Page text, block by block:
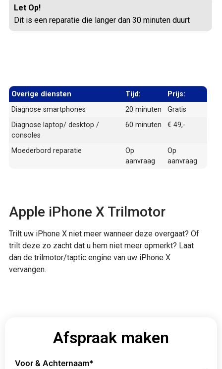
Let Op!
Dit is een reparatie die langer dan 30 minuten duurt
Overige diensten Tijd:
Prijs:
Diagnose smartphones
20 minuten
Gratis
Diagnose laptop/ desktop /
consoles
60 minuten € 49,-
Moederbord reparatie
Op
aanvraag
Op
aanvraag
Apple iPhone X Trilmotor
Trilt uw iPhone X niet meer wanneer deze overgaat? Of
trilt deze zo zacht dat u hem niet meer opmerkt? Laat
dan de trilmotor/taptic engine van uw iPhone X
vervangen.
Afspraak maken
Voor & Achternaam*